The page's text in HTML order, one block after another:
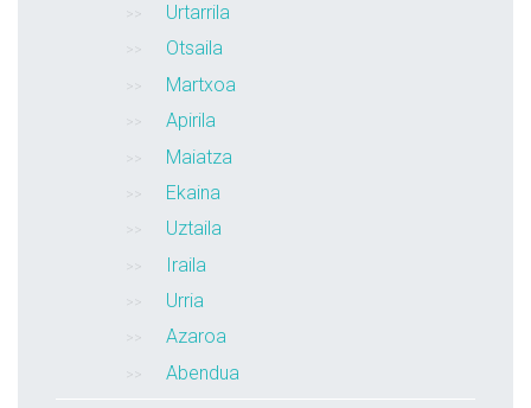
Urtarrila
Otsaila
Martxoa
Apirila
Maiatza
Ekaina
Uztaila
Iraila
Urria
Azaroa
Abendua